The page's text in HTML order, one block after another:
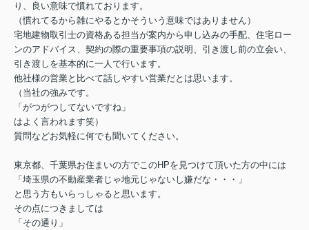
り、良い意味で慣れております。
（慣れてるから雑にやるとかそういう意味ではありません）
宅地建物取引士の資格ある担当が案内から申し込みの手配、住宅ロー
ンのアドバイス、契約の際の重要事項の説明、引き渡し前の立会い、
引き渡しを基本的に一人で行います。
他社様の営業と比べて話しやすい営業だとは思います。
（当社の強みです。
「がつがつしてないですね」
はよく言われます笑）
質問などお気軽に何でも聞いてください。
東京都、千葉県お住まいの方でこのHPを見つけて頂いた方の中には
「埼玉県の不動産業者じゃ地元じゃないし嫌だな・・・」
と思う方もいらっしゃると思います。
その点につきましては
「その通り」